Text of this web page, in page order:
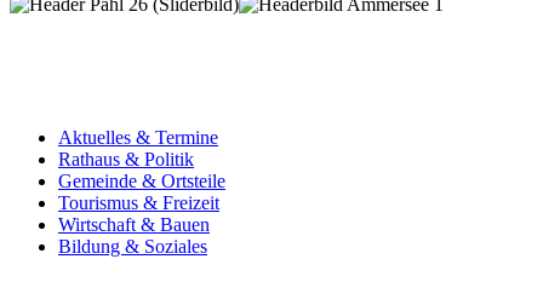
Aktuelles & Termine
Rathaus & Politik
Gemeinde & Ortsteile
Tourismus & Freizeit
Wirtschaft & Bauen
Bildung & Soziales